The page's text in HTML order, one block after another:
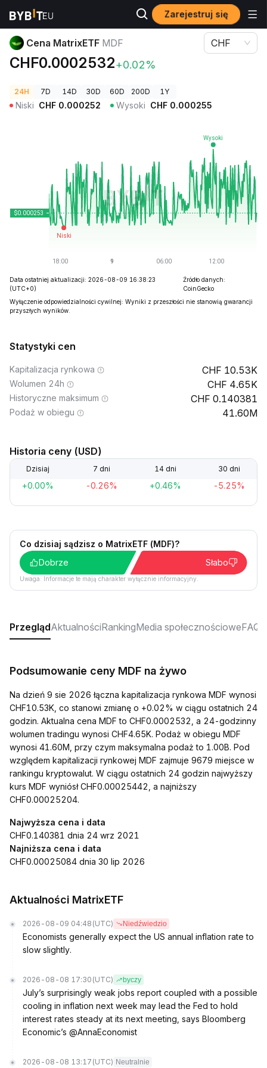
Zarejestruj się
Ceny kryptowalut Cena MatrixETF MDF
Cena MatrixETF MDF
CHF0.0002532+0.02%
CHF
24H 7D 14D 30D 60D 200D 1Y
Niski CHF 0.000252 Wysoki CHF 0.000255
Data ostatniej aktualizacji: 2026-08-09 16:38:23
(UTC+0)
Źródło danych:
CoinGecko
Wyłączenie odpowiedzialności cywilnej: Wyniki z przeszłości nie stanowią gwarancji
przyszłych wyników.
Statystyki cen
Kapitalizacja rynkowa 10.53K
Wolumen 24h 4.65K
Historyczne maksimum 0.140381
Podaż w obiegu 41.60M
Historia ceny (USD)
Dzisiaj 7 dni 14 dni 30 dni
+0.00% -0.26% +0.46% -5.25%
Co dzisiaj sądzisz o MatrixETF (MDF)?
Dobrze
Słabo
Uwaga: Informacje te mają charakter wyłącznie informacyjny.
PrzeglądAktualnościRankingMedia społecznościoweFAQ
Podsumowanie ceny MDF na żywo
Na dzień 9 sie 2026 łączna kapitalizacja rynkowa MDF wynosi
CHF10.53K, co stanowi zmianę o +0.02% w ciągu ostatnich 24
godzin. Aktualna cena MDF to CHF0.0002532, a 24-godzinny
wolumen tradingu wynosi CHF4.65K. Podaż w obiegu MDF
wynosi 41.60M, przy czym maksymalna podaż to 1.00B. Pod
względem kapitalizacji rynkowej MDF zajmuje 9679 miejsce w
rankingu kryptowalut. W ciągu ostatnich 24 godzin najwyższy
kurs MDF wyniósł CHF0.00025442, a najniższy
CHF0.00025204.
Najwyższa cena i data
CHF0.140381 dnia 24 wrz 2021
Najniższa cena i data
CHF0.00025084 dnia 30 lip 2026
Aktualności MatrixETF
2026-08-09 04:48 (UTC) Niedźwiedzio
Economists generally expect the US annual inflation rate to
slow slightly.
2026-08-08 17:30 (UTC) byczy
July’s surprisingly weak jobs report coupled with a possible
cooling in inflation next week may lead the Fed to hold
interest rates steady at its next meeting, says Bloomberg
Economic’s @AnnaEconomist
2026-08-08 13:17 (UTC) Neutralnie